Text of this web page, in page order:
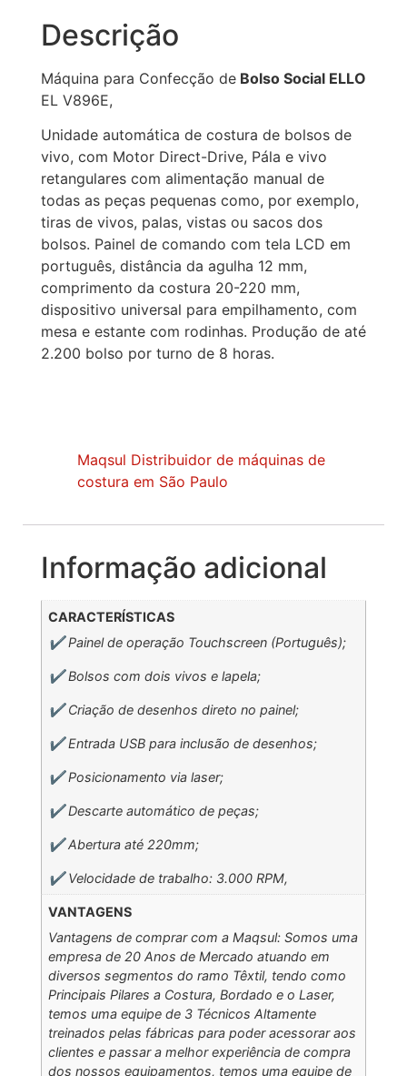
Descrição
Máquina para Confecção de Bolso Social ELLO
EL V896E,
Unidade automática de costura de bolsos de
vivo, com Motor Direct-Drive, Pála e vivo
retangulares com alimentação manual de
todas as peças pequenas como, por exemplo,
tiras de vivos, palas, vistas ou sacos dos
bolsos. Painel de comando com tela LCD em
português, distância da agulha 12 mm,
comprimento da costura 20-220 mm,
dispositivo universal para empilhamento, com
mesa e estante com rodinhas. Produção de até
2.200 bolso por turno de 8 horas.
Maqsul Distribuidor de máquinas de
costura em São Paulo
Informação adicional
CARACTERÍSTICAS
✔️ Painel de operação Touchscreen (Português);
✔️ Bolsos com dois vivos e lapela;
✔️ Criação de desenhos direto no painel;
✔️ Entrada USB para inclusão de desenhos;
✔️ Posicionamento via laser;
✔️ Descarte automático de peças;
✔️ Abertura até 220mm;
✔️ Velocidade de trabalho: 3.000 RPM,
VANTAGENS
Vantagens de comprar com a Maqsul: Somos uma
empresa de 20 Anos de Mercado atuando em
diversos segmentos do ramo Têxtil, tendo como
Principais Pilares a Costura, Bordado e o Laser,
temos uma equipe de 3 Técnicos Altamente
treinados pelas fábricas para poder acessorar aos
clientes e passar a melhor experiência de compra
dos nossos equipamentos, temos uma equipe de